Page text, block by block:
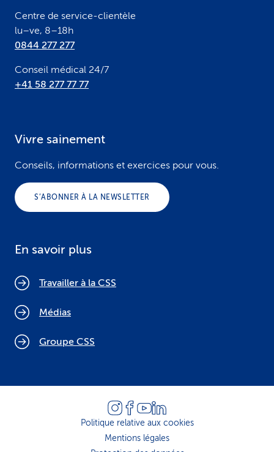
Centre de service-clientèle
lu–ve, 8–18h
0844 277 277
Conseil médical 24/7
+41 58 277 77 77
Vivre sainement
Conseils, informations et exercices pour vous.
S’ABONNER À LA NEWSLETTER
En savoir plus
Travailler à la CSS
Médias
Groupe CSS
Politique relative aux cookies
Mentions légales